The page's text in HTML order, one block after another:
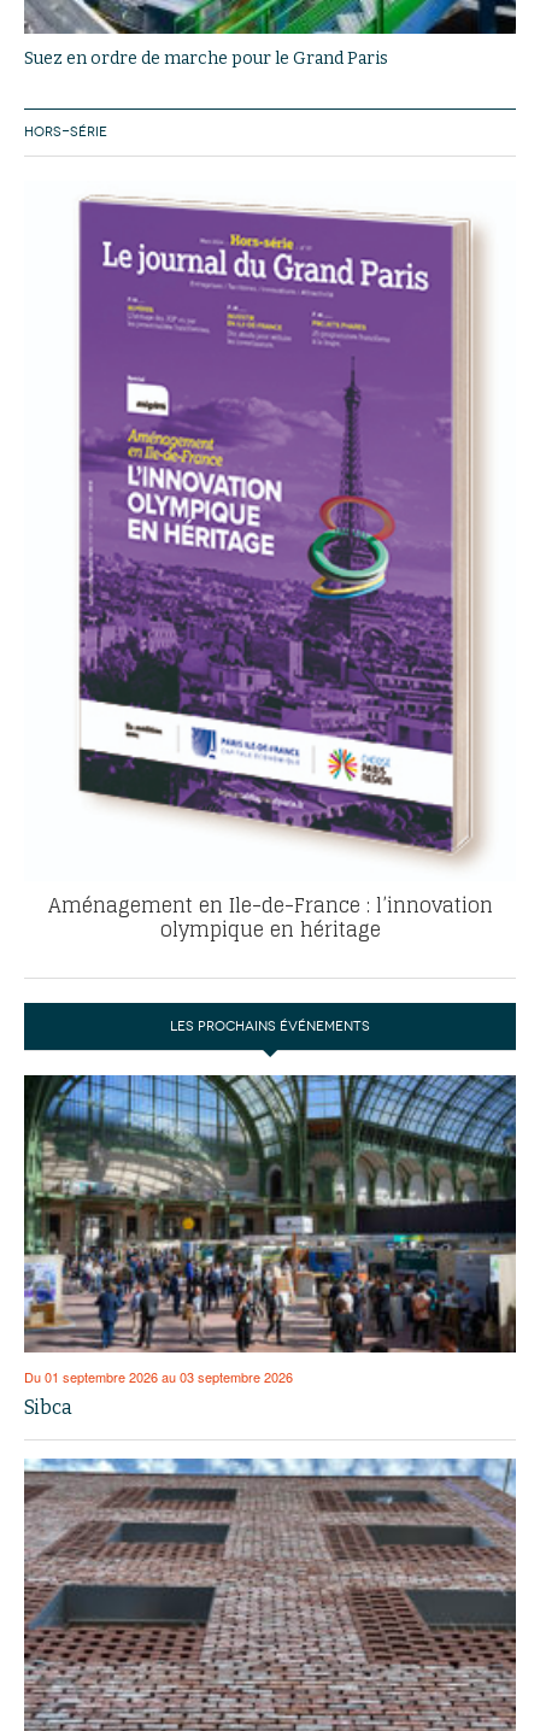
Suez en ordre de marche pour le Grand Paris
HORS-SÉRIE
Aménagement en Ile-de-France : l’innovation
olympique en héritage
LES PROCHAINS ÉVÉNEMENTS
Du 01 septembre 2026 au 03 septembre 2026
Sibca